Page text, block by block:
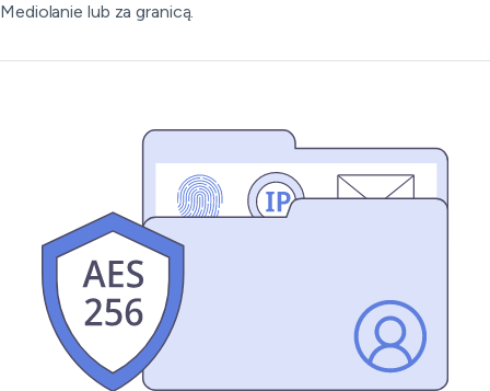
Mediolanie lub za granicą.